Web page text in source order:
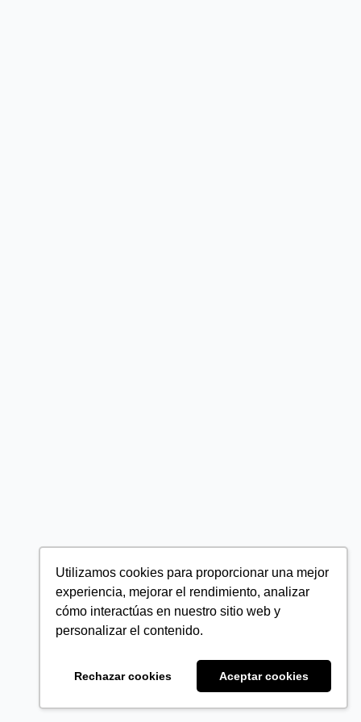
Utilizamos cookies para proporcionar una mejor
experiencia, mejorar el rendimiento, analizar
cómo interactúas en nuestro sitio web y
personalizar el contenido.
Rechazar cookies Aceptar cookies